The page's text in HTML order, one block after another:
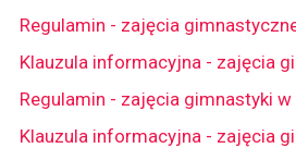
Regulamin - zajęcia
Klauzula informacyjna - zajęcia
Regulamin - zajęcia gimnastyki
Klauzula informacyjna - zajęcia